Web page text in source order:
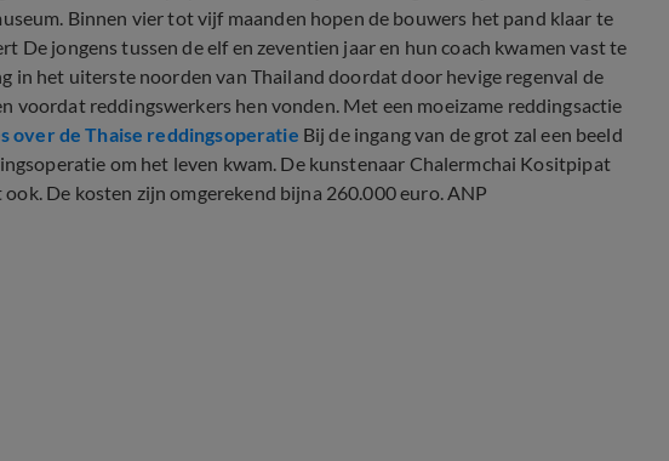
Binnen vier tot vijf maanden hopen de bouwers het pand klaar te
De jongens tussen de elf en zeventien jaar en hun coach kwamen vast te
in het uiterste noorden van Thailand doordat door hevige regenval de
voordat reddingswerkers hen vonden. Met een moeizame reddingsactie
over de Thaise reddingsoperatie Bij de ingang van de grot zal een beeld
om het leven kwam. De kunstenaar Chalermchai Kositpipat
De kosten zijn omgerekend bijna 260.000 euro. ANP